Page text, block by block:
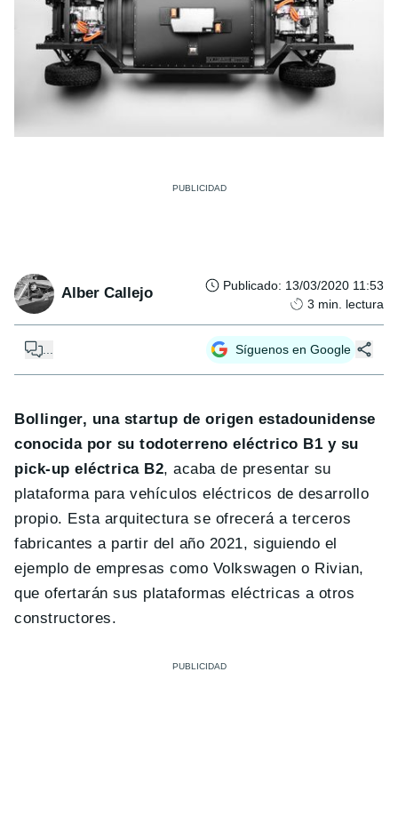
Alber Callejo Publicado: 13/03/2020 11:53
3 min. lectura
Síguenos en Google
Bollinger, una startup de origen estadounidense
conocida por su todoterreno eléctrico B1 y su
pick-up eléctrica B2, acaba de presentar su
plataforma para vehículos eléctricos de desarrollo
propio. Esta arquitectura se ofrecerá a terceros
fabricantes a partir del año 2021, siguiendo el
ejemplo de empresas como Volkswagen o Rivian,
que ofertarán sus plataformas eléctricas a otros
constructores.